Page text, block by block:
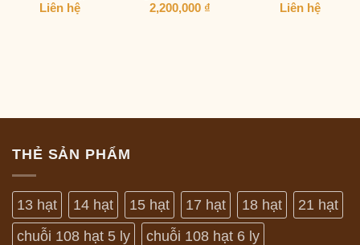
Liên hệ
2,200,000 ₫
Liên hệ
THẺ SẢN PHẨM
13 hạt 14 hạt 15 hạt 17 hạt 18 hạt
21 hạt
chuỗi 108 hạt 5 ly
chuỗi 108 hạt 6 ly